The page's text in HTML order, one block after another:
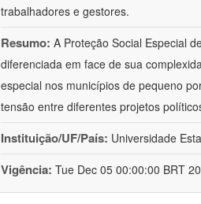
trabalhadores e gestores.
Resumo: A Proteção Social Especial
diferenciada em face de sua
especial nos municípios de pequeno
tensão entre diferentes projetos
Instituição/UF/País: Universidade
Vigência: Tue Dec 05 00:00:00 BRT